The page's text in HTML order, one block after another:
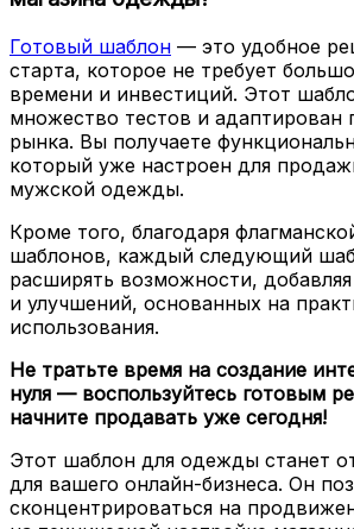
Готовый шаблон — это удобное
старта, которое не требует
времени и инвестиций. Этот
множество тестов и адаптирован
рынка. Вы получаете
который уже настроен для
мужской одежды.
Кроме того, благодаря
шаблонов, каждый следующий
расширять возможности,
и улучшений, основанных на
использования.
Не тратьте время на создание
нуля — воспользуйтесь готовым
начните продавать уже сегодня!
Этот шаблон для одежды станет
для вашего онлайн-бизнеса. Он
сконцентрироваться на